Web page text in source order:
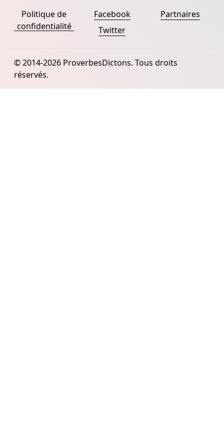
Politique de
confidentialité
Facebook
Twitter
Partnaires
© 2014-2026 ProverbesDictons. Tous droits
réservés.